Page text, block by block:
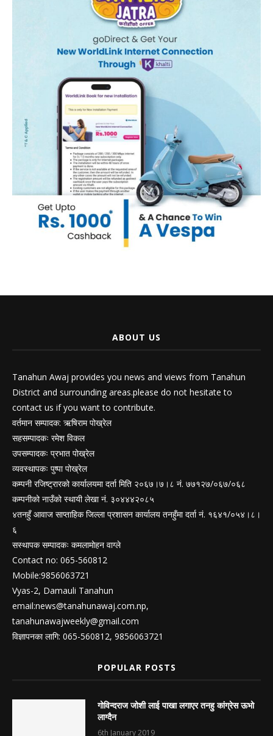
ABOUT US
Tanahun Awaj provides you news and views from Tanahun
District and surrounding areas.please do not hesitate to
contact us if you want to contribute.
वर्तमान सम्पादक: ऋषिराम पोख्रेल
सहसम्पादकः रमेश विकल
उपसम्पादकः प्रभात पोख्रेल
व्यवस्थापकः पुष्पा पोख्रेल
कम्पनी रजिष्ट्रारको कार्यालयमा दर्ता मिति २०६७।७।८ नं. ७७१२७/०६७/०६८
कम्पनीको नाउँको स्थायी लेखा नं. ३०४४४२०८५
४तनहुँ आवाज साप्ताहिक जिल्ला प्रशासन कार्यालय तनहुँमा दर्ता नं. १६४१/०५४।८।
६
सस्थापक सम्पादकः कमलामोहन वाग्ले
Contact no: 065-560812
Mobile:9856063721
Vyas-2, Damauli Tanahun
email:news@tanahunawaj.com.np,
tanahunawajweekly@gmail.com
विज्ञापनका लागि: 065-560812, 9856063721
POPULAR POSTS
गोविन्दराज जोशी लाई पाखा लगाएर तनहु कांग्रेस ऊभो
लाग्दैन
6th January 2019